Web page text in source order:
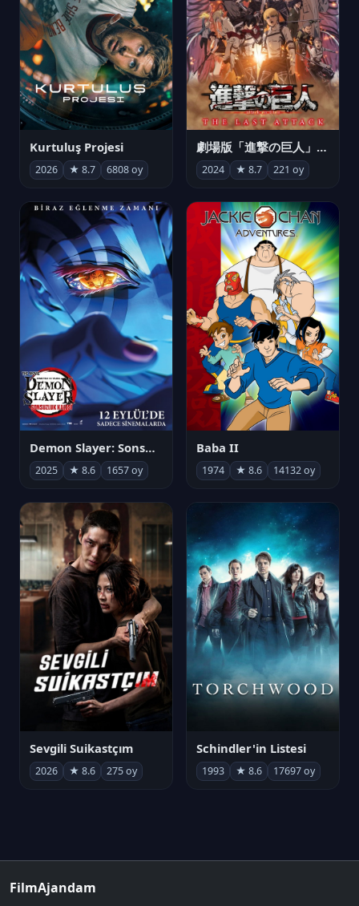
Kurtuluş Projesi
2026 ★ 8.7 6808 oy
劇場版「進撃の巨人」完結編 THE LAST ATTACK
2024 ★ 8.7 221 oy
Demon Slayer: Sonsuzluk Kalesi
2025 ★ 8.6 1657 oy
Baba II
1974 ★ 8.6 14132 oy
Sevgili Suikastçım
2026 ★ 8.6 275 oy
Schindler'in Listesi
1993 ★ 8.6 17697 oy
FilmAjandam